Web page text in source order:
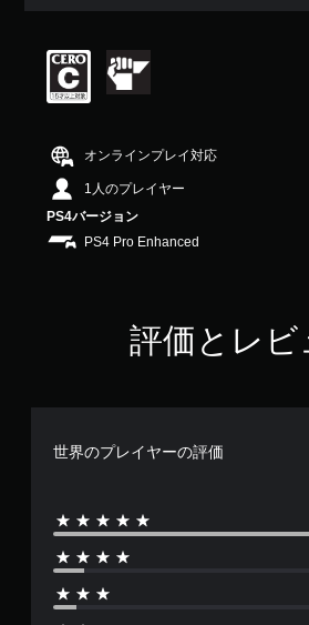
は
段
中
の
2
8
オンラインプレイ対応
1人のプレイヤー
PS4バージョン
PS4 Pro Enhanced
評価とレビ
世界のプレイヤーの評価